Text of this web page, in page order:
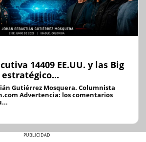
14409 EE.UU. y las Big
Gutiérrez Mosquera. Columnista
Advertencia: los comentarios